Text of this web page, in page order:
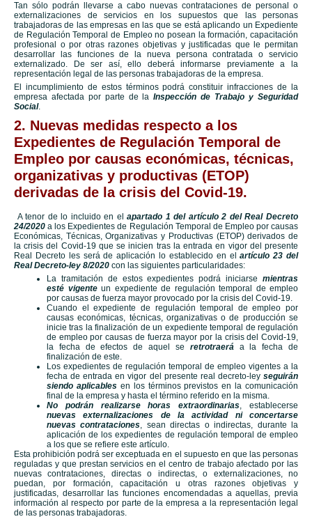
Tan sólo podrán llevarse a cabo nuevas contrataciones de personal o
externalizaciones de servicios en los supuestos que las personas
trabajadoras de las empresas en las que se está aplicando un Expediente
de Regulación Temporal de Empleo no posean la formación, capacitación
profesional o por otras razones objetivas y justificadas que le permitan
desarrollar las funciones de la nueva persona contratada o servicio
externalizado. De ser así, ello deberá informarse previamente a la
representación legal de las personas trabajadoras de la empresa.
El incumplimiento de estos términos podrá constituir infracciones de la
empresa afectada por parte de laInspección de Trabajo y Seguridad
Social.
2. Nuevas medidas respecto a los
Expedientes de Regulación Temporal de
Empleo por causas económicas, técnicas,
organizativas y productivas (ETOP)
derivadas de la crisis del Covid-19.
A tenor de lo incluido en elapartado 1 del artículo 2 del Real Decreto
24/2020 a los Expedientes de Regulación Temporal de Empleo por causas
Económicas, Técnicas, Organizativas y Productivas (ETOP) derivados de
la crisis del Covid-19 que se inicien tras la entrada en vigor del presente
Real Decreto les será de aplicación lo establecido en elartículo 23 del
Real Decreto-ley 8/2020 con las siguientes particularidades:
La tramitación de estos expedientes podrá iniciarse mientras
esté vigenteun expediente de regulación temporal de empleo
por causas de fuerza mayor provocado por la crisis del Covid-19.
Cuando el expediente de regulación temporal de empleo por
causas económicas, técnicas, organizativas o de producción se
inicie tras la finalización de un expediente temporal de regulación
de empleo por causas de fuerza mayor por la crisis del Covid-19,
la fecha de efectos de aquel se retrotraeráa la fecha de
finalización de este.
Los expedientes de regulación temporal de empleo vigentes a la
fecha de entrada en vigor del presente real decreto-ley seguirán
siendo aplicablesen los términos previstos en la comunicación
final de la empresa y hasta el término referido en la misma.
No podrán realizarse horas extraordinarias, establecerse
nuevas externalizaciones de la actividad ni concertarse
nuevas contrataciones, sean directas o indirectas, durante la
aplicación de los expedientes de regulación temporal de empleo
a los que se refiere este artículo.
Esta prohibición podrá ser exceptuada en el supuesto en que las personas
reguladas y que prestan servicios en el centro de trabajo afectado por las
nuevas contrataciones, directas o indirectas, o externalizaciones, no
puedan, por formación, capacitación u otras razones objetivas y
justificadas, desarrollar las funciones encomendadas a aquellas, previa
información al respecto por parte de la empresa a la representación legal
de las personas trabajadoras.